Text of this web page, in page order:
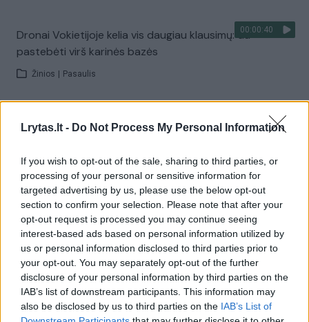
Lrytas.lt - Do Not Process My Personal Information
If you wish to opt-out of the sale, sharing to third parties, or
processing of your personal or sensitive information for
targeted advertising by us, please use the below opt-out
section to confirm your selection. Please note that after your
opt-out request is processed you may continue seeing
interest-based ads based on personal information utilized by
us or personal information disclosed to third parties prior to
your opt-out. You may separately opt-out of the further
disclosure of your personal information by third parties on the
IAB’s list of downstream participants. This information may
also be disclosed by us to third parties on the IAB’s List of
00:00:40
Dronai Vokietijoje kelia vis daugiau klausimų: du
pastebėti virš karinės bazės
Žinios Pasaulis
Žiūrimiausi įrašai
00:00:30
Vaizdai iš tragiškos avarijos Vilniaus r.: dviejų moterų ir
vaiko gyvybių išgelbėti nepavyko
Žinios | Lietuvos diena
00:00:57